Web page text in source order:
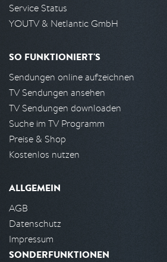
Service Status
YOUTV & Netlantic GmbH
SO FUNKTIONIERT'S
Sendungen online aufzeichnen
TV Sendungen ansehen
TV Sendungen downloaden
Suche im TV Programm
Preise & Shop
Kostenlos nutzen
ALLGEMEIN
AGB
Datenschutz
Impressum
SONDERFUNKTIONEN